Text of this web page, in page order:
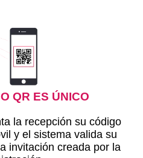
QR ES ÚNICO
la recepción su código
y el sistema valida su
invitación creada por la